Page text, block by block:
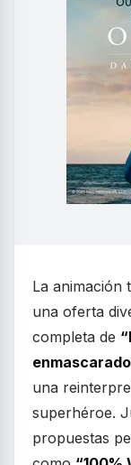
La animación
una oferta
completa de
una
superhéroe.
propuestas